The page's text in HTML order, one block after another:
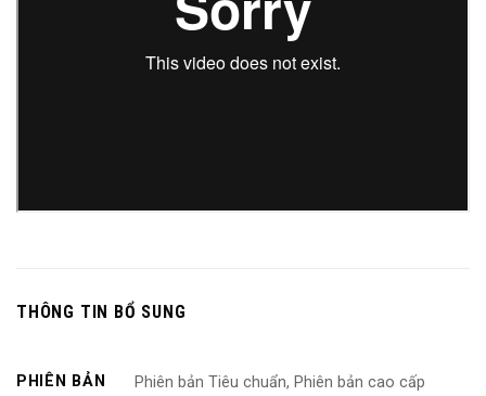
THÔNG TIN BỔ SUNG
PHIÊN BẢN Phiên bản Tiêu chuẩn, Phiên bản cao cấp